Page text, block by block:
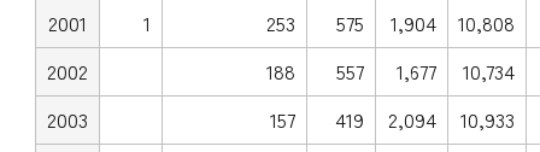
2001
1 253 575 1,904
10,808
2002
188 557 1,677
10,734
2003
157 419 2,094
10,933